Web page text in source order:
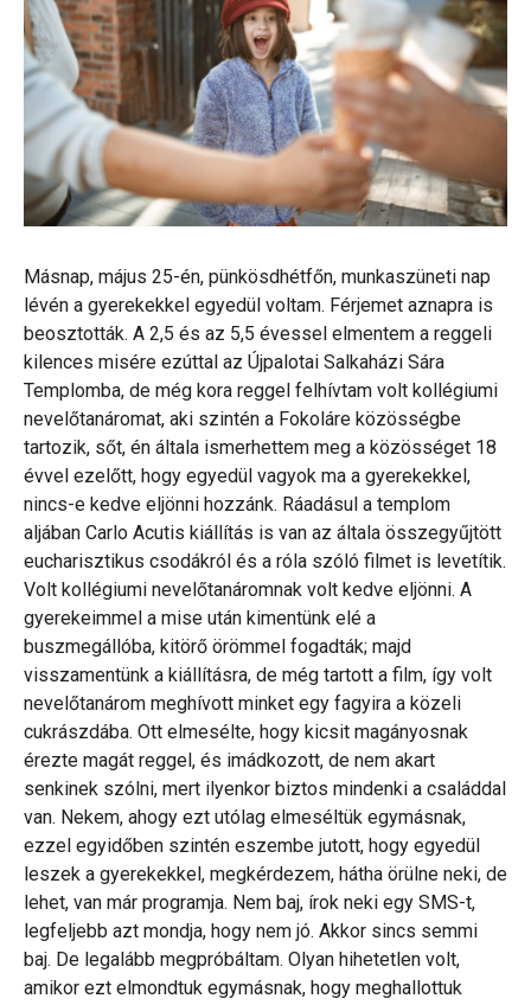
Másnap, május 25-én, pünkösdhétfőn, munkaszüneti nap
lévén a gyerekekkel egyedül voltam. Férjemet aznapra is
beosztották. A 2,5 és az 5,5 évessel elmentem a reggeli
kilences misére ezúttal az Újpalotai Salkaházi Sára
Templomba, de még kora reggel felhívtam volt kollégiumi
nevelőtanáromat, aki szintén a Fokoláre közösségbe
tartozik, sőt, én általa ismerhettem meg a közösséget 18
évvel ezelőtt, hogy egyedül vagyok ma a gyerekekkel,
nincs-e kedve eljönni hozzánk. Ráadásul a templom
aljában Carlo Acutis kiállítás is van az általa összegyűjtött
eucharisztikus csodákról és a róla szóló filmet is levetítik.
Volt kollégiumi nevelőtanáromnak volt kedve eljönni. A
gyerekeimmel a mise után kimentünk elé a
buszmegállóba, kitörő örömmel fogadták; majd
visszamentünk a kiállításra, de még tartott a film, így volt
nevelőtanárom meghívott minket egy fagyira a közeli
cukrászdába. Ott elmesélte, hogy kicsit magányosnak
érezte magát reggel, és imádkozott, de nem akart
senkinek szólni, mert ilyenkor biztos mindenki a családdal
van. Nekem, ahogy ezt utólag elmeséltük egymásnak,
ezzel egyidőben szintén eszembe jutott, hogy egyedül
leszek a gyerekekkel, megkérdezem, hátha örülne neki, de
lehet, van már programja. Nem baj, írok neki egy SMS-t,
legfeljebb azt mondja, hogy nem jó. Akkor sincs semmi
baj. De legalább megpróbáltam. Olyan hihetetlen volt,
amikor ezt elmondtuk egymásnak, hogy meghallottuk